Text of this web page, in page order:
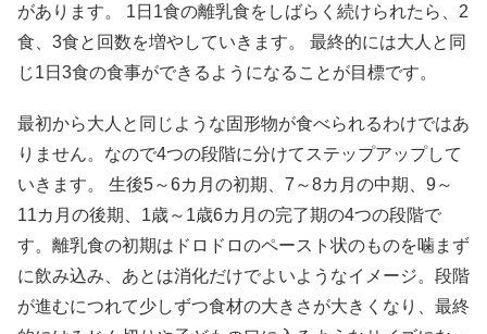
があります。 1日1食の離乳食をしばらく続けられたら、2
食、3食と回数を増やしていきます。 最終的には大人と同
じ1日3食の食事ができるようになることが目標です。
最初から大人と同じような固形物が食べられるわけではあ
りません。なので4つの段階に分けてステップアップして
いきます。 生後5～6カ月の初期、7～8カ月の中期、9～
11カ月の後期、1歳～1歳6カ月の完了期の4つの段階で
す。離乳食の初期はドロドロのペースト状のものを噛まず
に飲み込み、あとは消化だけでよいようなイメージ。段階
が進むにつれて少しずつ食材の大きさが大きくなり、最終